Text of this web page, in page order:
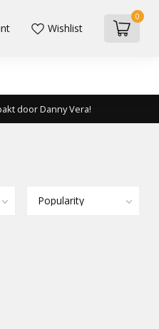
Wishlist
0
door Danny Vera!